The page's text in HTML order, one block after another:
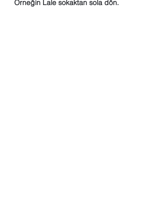
Örneğin Lale sokaktan sola dön.